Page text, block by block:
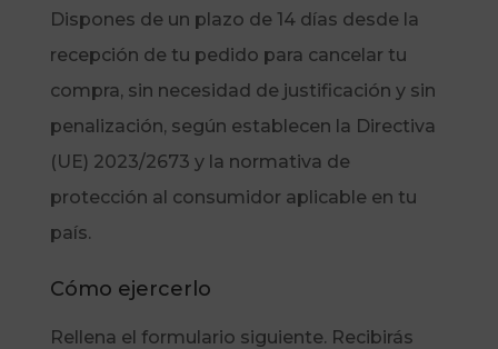
Dispones de un plazo de 14 días desde la
recepción de tu pedido para cancelar tu
compra, sin necesidad de justificación y sin
penalización, según establecen la Directiva
(UE) 2023/2673 y la normativa de
protección al consumidor aplicable en tu
país.
Cómo ejercerlo
Rellena el formulario siguiente. Recibirás